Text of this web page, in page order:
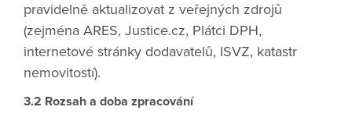
pravidelně aktualizovat z veřejných zdrojů
(zejména ARES, Justice.cz, Plátci DPH,
internetové stránky dodavatelů, ISVZ, katastr
nemovitostí).
3.2 Rozsah a doba zpracování